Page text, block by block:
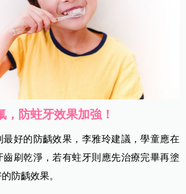
，防蛀牙效果加強！
最好的防齲效果，李雅玲建議，學童應在
齒刷乾淨，若有蛀牙則應先治療完畢再塗
防齲效果。